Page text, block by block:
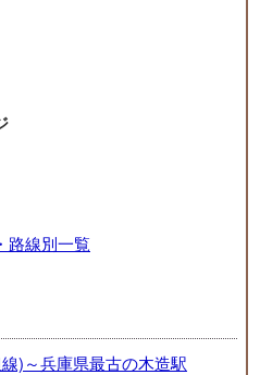
路線別一覧
)～兵庫県最古の木造駅